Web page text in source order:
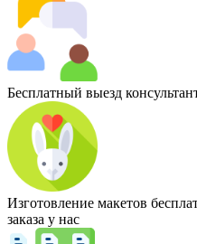
Бесплатный выезд
Изготовление макетов
заказа у нас